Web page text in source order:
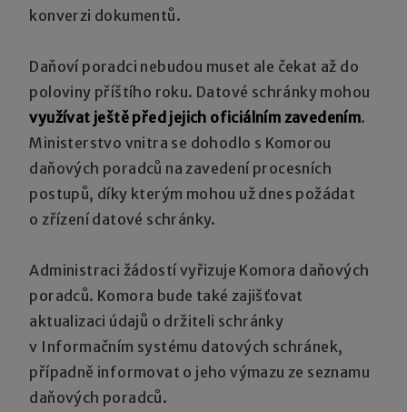
konverzi dokumentů.
Daňoví poradci nebudou muset ale čekat až do
poloviny příštího roku. Datové schránky mohou
využívat ještě před jejich oficiálním zavedením.
Ministerstvo vnitra se dohodlo s Komorou
daňových poradců na zavedení procesních
postupů, díky kterým mohou už dnes požádat
o zřízení datové schránky.
Administraci žádostí vyřizuje Komora daňových
poradců. Komora bude také zajišťovat
aktualizaci údajů o držiteli schránky
v Informačním systému datových schránek,
případně informovat o jeho výmazu ze seznamu
daňových poradců.